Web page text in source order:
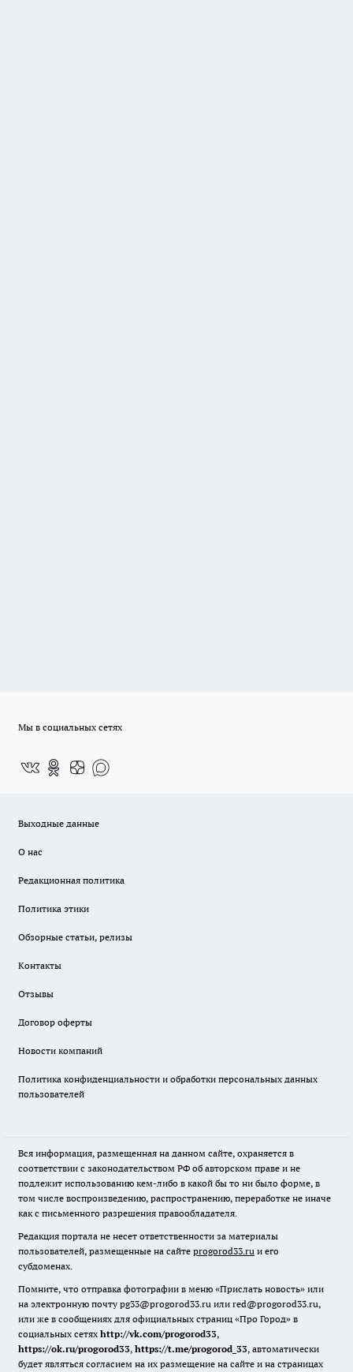
Мы в социальных сетях
Выходные данные
О нас
Редакционная политика
Политика этики
Обзорные статьи, релизы
Контакты
Отзывы
Договор оферты
Новости компаний
Политика конфиденциальности и обработки персональных данных
пользователей
Вся информация, размещенная на данном сайте, охраняется в
соответствии с законодательством РФ об авторском праве и не
подлежит использованию кем-либо в какой бы то ни было форме, в
том числе воспроизведению, распространению, переработке не иначе
как с письменного разрешения правообладателя.
Редакция портала не несет ответственности за материалы
пользователей, размещенные на сайте progorod33.ru и его
субдоменах.
Помните, что отправка фотографии в меню «Прислать новость» или
на электронную почту pg33@progorod33.ru или red@progorod33.ru,
или же в сообщениях для официальных страниц «Про Город» в
социальных сетях http://vk.com/progorod33,
https://ok.ru/progorod33, https://t.me/progorod_33, автоматически
будет являться согласием на их размещение на сайте и на страницах